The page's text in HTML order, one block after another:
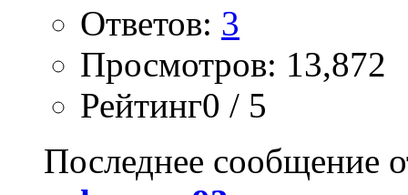
Ответов: 3
Просмотров: 13,872
Рейтинг0 / 5
Последнее сообщение